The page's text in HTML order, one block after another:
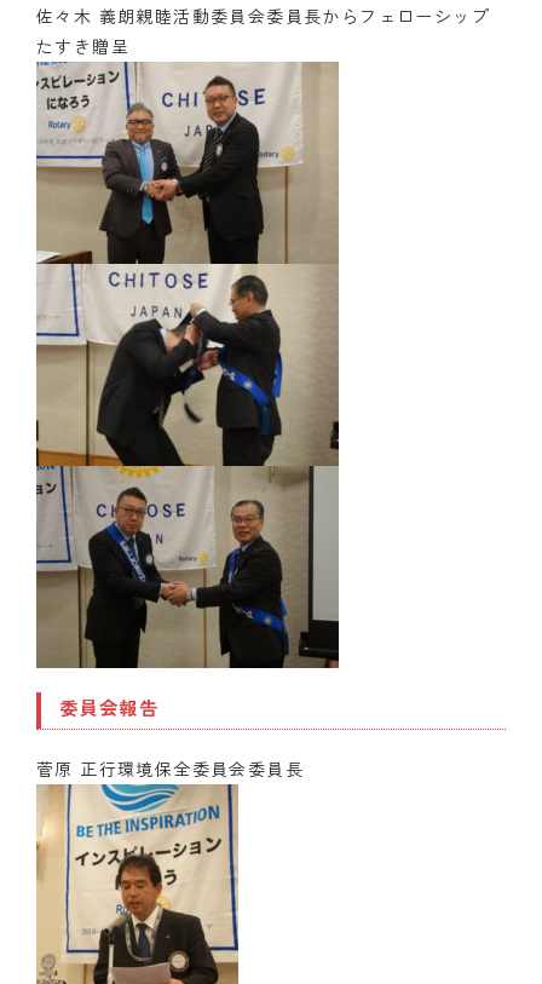
佐々木 義朗親睦活動委員会委員長からフェローシップ
たすき贈呈
委員会報告
菅原 正行環境保全委員会委員長